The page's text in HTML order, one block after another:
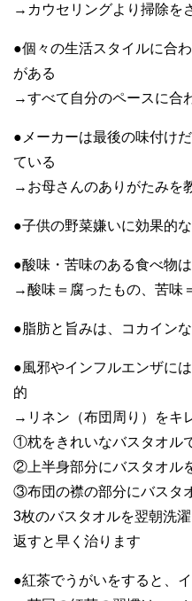
→カウセリングより掃除を
●個々の生活スタイルに合
がある
→すべて自分のペースに合
●メーカーは最後の味付け
ている
→お母さんのありがたみを
●子供の野菜嫌いに効果的
●酸味・苦味のある食べ物
→酸味＝腐ったもの、苦味
●脂肪と旨みは、コカイン
●風邪やインフルエンザに
的
→リネン（布団周り）をキ
①枕をきれいなバスタオル
②上半身部分にバスタオル
③布団の襟の部分にバスタ
3枚のバスタオルを翌朝洗
返すと早く治ります
●紅茶でうがいをすると、